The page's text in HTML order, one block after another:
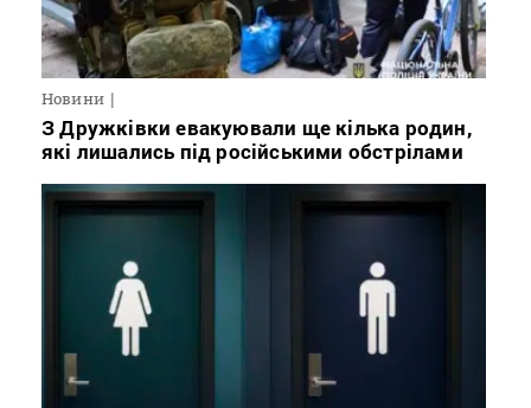
Новини
З Дружківки евакуювали ще кілька родин,
які лишались під російськими обстрілами